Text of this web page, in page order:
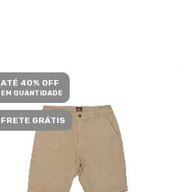
ATÉ 40% OFF
EM QUANTIDADE
FRETE GRÁTIS